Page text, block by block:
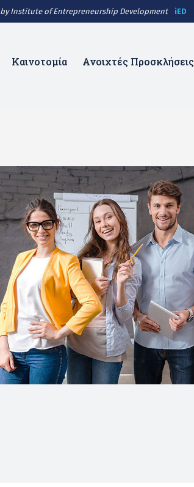
by Institute of Entrepreneurship Development iED
Καινοτομία Ανοιχτές Προσκλήσεις